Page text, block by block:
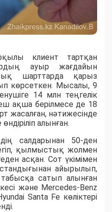
клиент тартқан
ауыр жағдайын
шарттарда қарыз
көрсеткен. Мысалы, 9
14 млн теңгелік
ақша берілмесе де 18
жасалған, нәтижесінде
алынған.
салдарынан 50-ден
қылмыстық жолмен
асқан. Сот үкімімен
айырылып,
сатып алынған
және Mercedes-Benz
Santa Fe көліктері